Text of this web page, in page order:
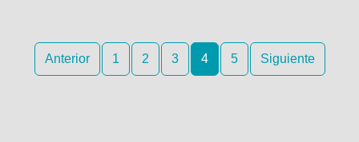
Anterior 1 2 3 4 5 Siguiente